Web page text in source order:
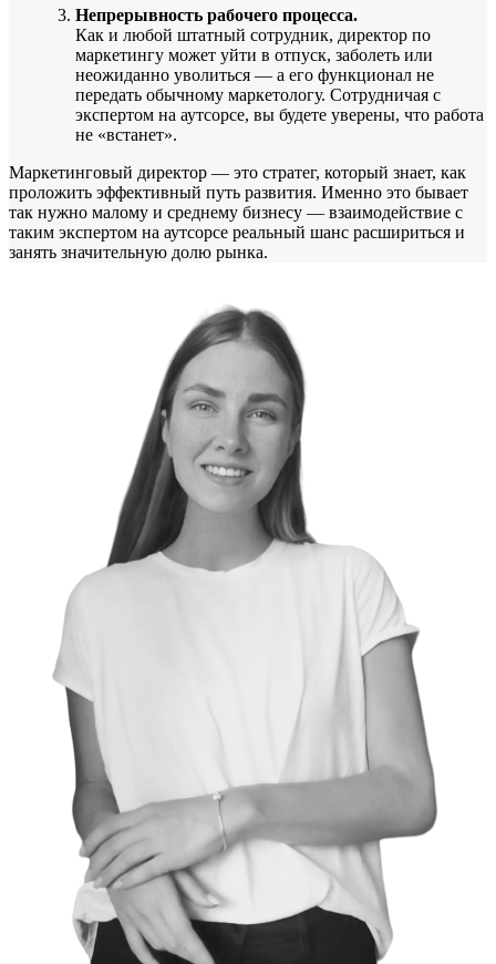
Непрерывность рабочего процесса.
Как и любой штатный сотрудник, директор по
маркетингу может уйти в отпуск, заболеть или
неожиданно уволиться — а его функционал не
передать обычному маркетологу. Сотрудничая с
экспертом на аутсорсе, вы будете уверены, что работа
не «встанет».
Маркетинговый директор — это стратег, который знает, как
проложить эффективный путь развития. Именно это бывает
так нужно малому и среднему бизнесу — взаимодействие с
таким экспертом на аутсорсе реальный шанс расшириться и
занять значительную долю рынка.